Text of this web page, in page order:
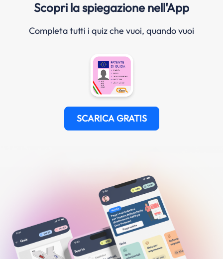
Scopri la spiegazione nell'App
Completa tutti i quiz che vuoi, quando vuoi
SCARICA GRATIS